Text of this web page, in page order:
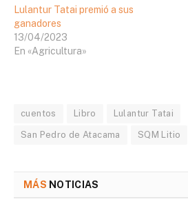
Lulantur Tatai premió a sus
ganadores
13/04/2023
En «Agricultura»
cuentos Libro Lulantur Tatai
San Pedro de Atacama SQM Litio
MÁS NOTICIAS